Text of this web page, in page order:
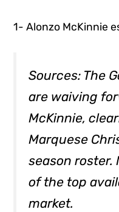
1- Alonzo McKinnie
Sources: The
are waiving
McKinnie,
Marquese
season roster.
of the top
market.